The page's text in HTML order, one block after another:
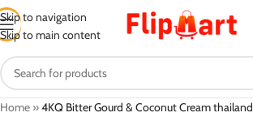
Skip to navigation
Skip to main content
Home »4KQ Bitter Gourd & Coconut Cream thailand